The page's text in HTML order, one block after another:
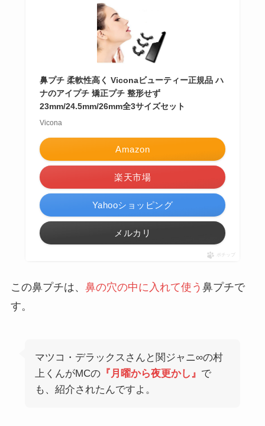
鼻プチ 柔軟性高く Viconaビューティー正規品 ハ
ナのアイプチ 矯正プチ 整形せず
23mm/24.5mm/26mm全3サイズセット
Vicona
Amazon
楽天市場
Yahooショッピング
メルカリ
ポチップ
この鼻プチは、 鼻の穴の中に入れて使う 鼻プチで
す。
マツコ・デラックスさんと関ジャニ∞の村
上くんがMCの『月曜から夜更かし』 で
も、紹介されたんですよ。